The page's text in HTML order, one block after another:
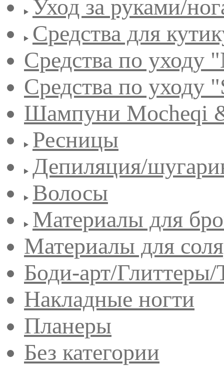
Уход за руками/
Средства для
Средства по уходу
Средства по уходу
Шампуни Mocheqi
Ресницы
Депиляция/
Волосы
Материалы для
Материалы для
Боди-арт/
Накладные ногти
Планеры
Без категории